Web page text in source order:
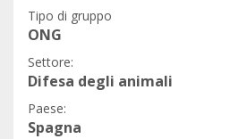
Tipo di gruppo
ONG
Settore:
Difesa degli animali
Paese:
Spagna